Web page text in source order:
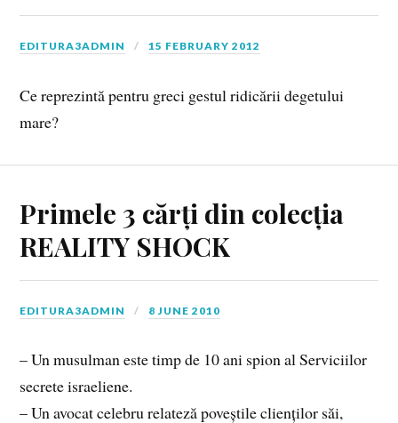
EDITURA3ADMIN 15 FEBRUARY 2012
Ce reprezintă pentru greci gestul ridicării degetului
mare?
Primele 3 cărți din colecția
REALITY SHOCK
EDITURA3ADMIN 8 JUNE 2010
– Un musulman este timp de 10 ani spion al Serviciilor
secrete israeliene.
– Un avocat celebru relateză poveștile clienților săi,